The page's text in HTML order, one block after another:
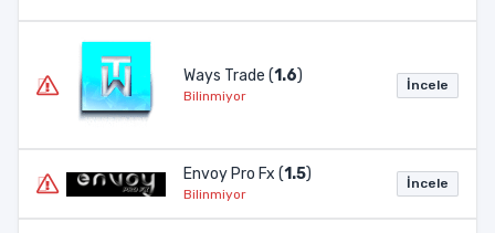
Ways Trade (1.6)
Bilinmiyor
İncele
Envoy Pro Fx (1.5)
Bilinmiyor
İncele